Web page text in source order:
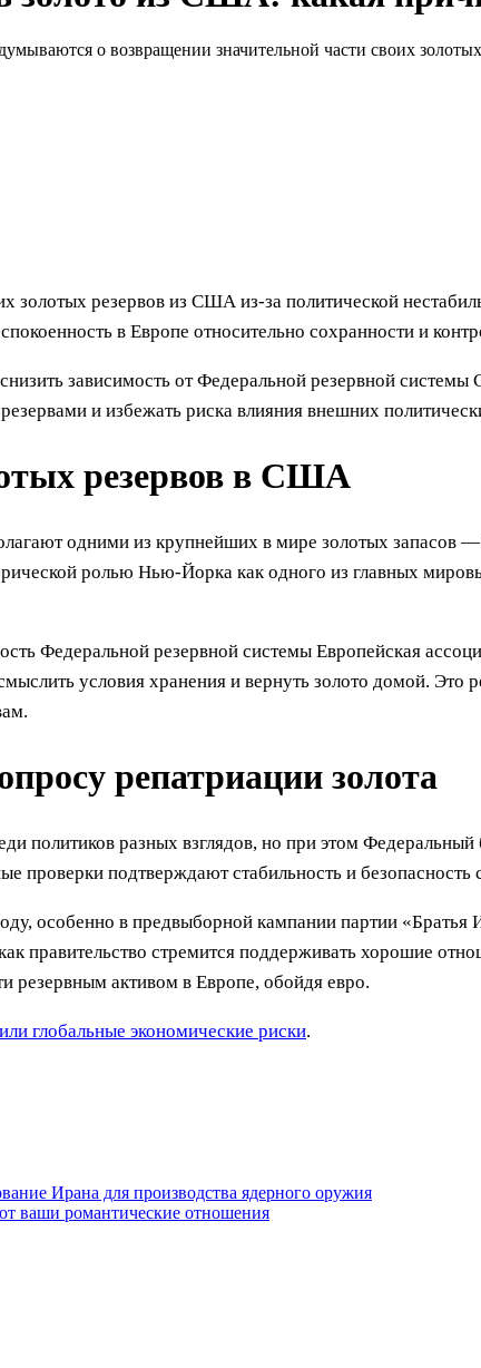
о возвращении значительной части своих
золотых резервов из США из-за политической
в Европе относительно сохранности и
зависимость от Федеральной резервной
и избежать риска влияния внешних
резервов в США
одними из крупнейших в мире золотых запасов
ролью Нью-Йорка как одного из главных
Федеральной резервной системы Европейская
условия хранения и вернуть золото домой. Это
репатриации золота
политиков разных взглядов, но при этом
проверки подтверждают стабильность и безопасность
особенно в предвыборной кампании партии
правительство стремится поддерживать хорошие
резервным активом в Европе, обойдя евро.
глобальные экономические риски.
Ирана для производства ядерного оружия
ваши романтические отношения